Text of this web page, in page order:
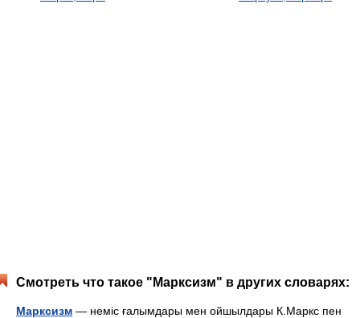
Смотреть что такое "Марксизм" в других словарях:
Марксизм — неміс ғалымдары мен ойшылдары К.Маркс пен